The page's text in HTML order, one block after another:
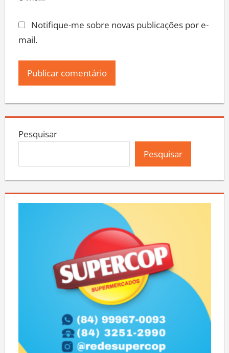
Notifique-me sobre novas publicações por e-
mail.
Pesquisar
Pesquisar